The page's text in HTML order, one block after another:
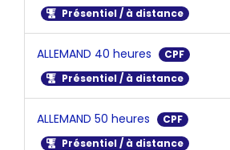
Présentiel / à distance
ALLEMAND 40 heures
CPF
Présentiel / à distance
ALLEMAND 50 heures
CPF
Présentiel / à distance